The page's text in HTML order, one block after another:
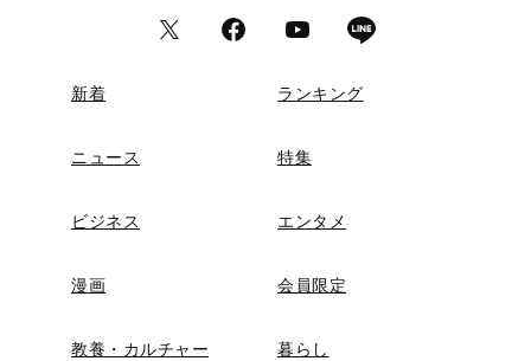
新着 ランキング
ニュース 特集
ビジネス エンタメ
漫画 会員限定
教養・カルチャー 暮らし